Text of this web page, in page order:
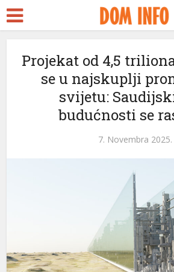
Projekat od 4,5
se u najskuplji
svijetu:
budućnosti se
7. Novembra 2025.